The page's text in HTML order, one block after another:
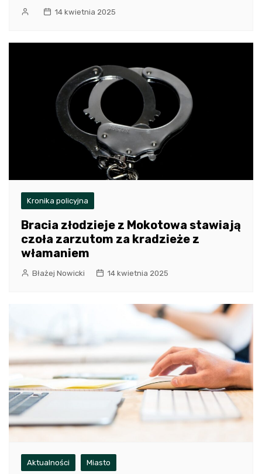
14 kwietnia 2025
Kronika policyjna
Bracia złodzieje z Mokotowa stawiają
czoła zarzutom za kradzieże z
włamaniem
Błażej Nowicki 14 kwietnia 2025
Aktualności Miasto